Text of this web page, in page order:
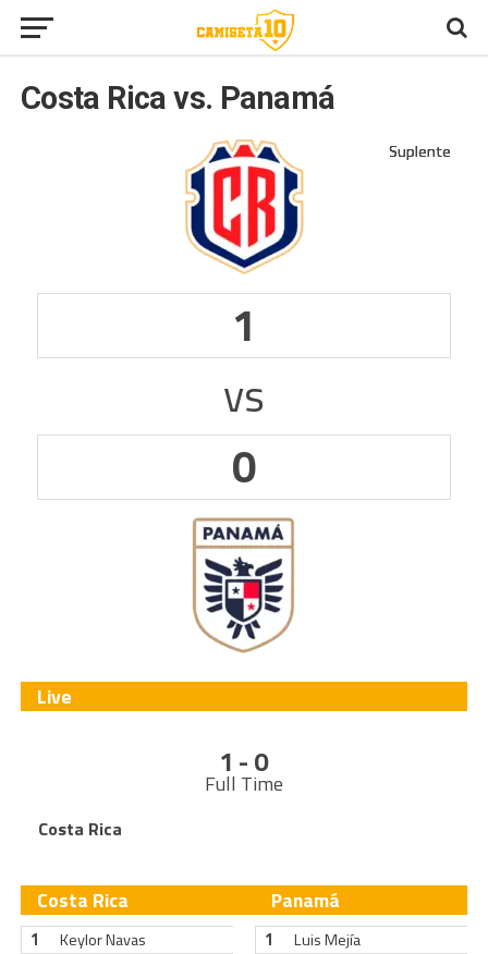
Costa Rica vs. Panamá
1
vs
0
Live
1 - 0
Full Time
Costa Rica
Costa Rica
1
Keylor Navas
Panamá
1
Luis Mejía